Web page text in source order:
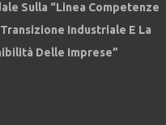
Sulla “Linea Competenze
Industriale E La
Delle Imprese”